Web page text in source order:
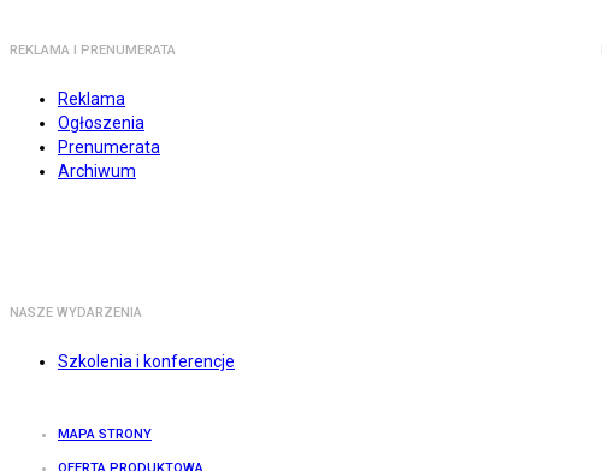
REKLAMA I PRENUMERATA
Reklama
Ogłoszenia
Prenumerata
Archiwum
NASZE WYDARZENIA
Szkolenia i konferencje
MAPA STRONY